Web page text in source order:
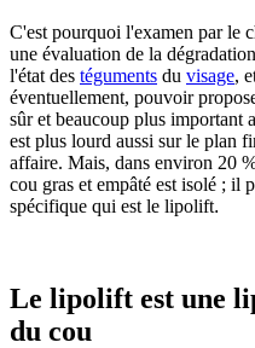
C'est pourquoi l'examen par le
une évaluation de la
l'état des téguments du visage,
éventuellement, pouvoir
sûr et beaucoup plus important
est plus lourd aussi sur le plan
affaire. Mais, dans environ 20
cou gras et empâté est isolé ; il
spécifique qui est le lipolift.
Le lipolift est une
du cou